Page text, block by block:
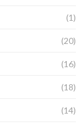
(1)
(20)
(16)
(18)
(14)